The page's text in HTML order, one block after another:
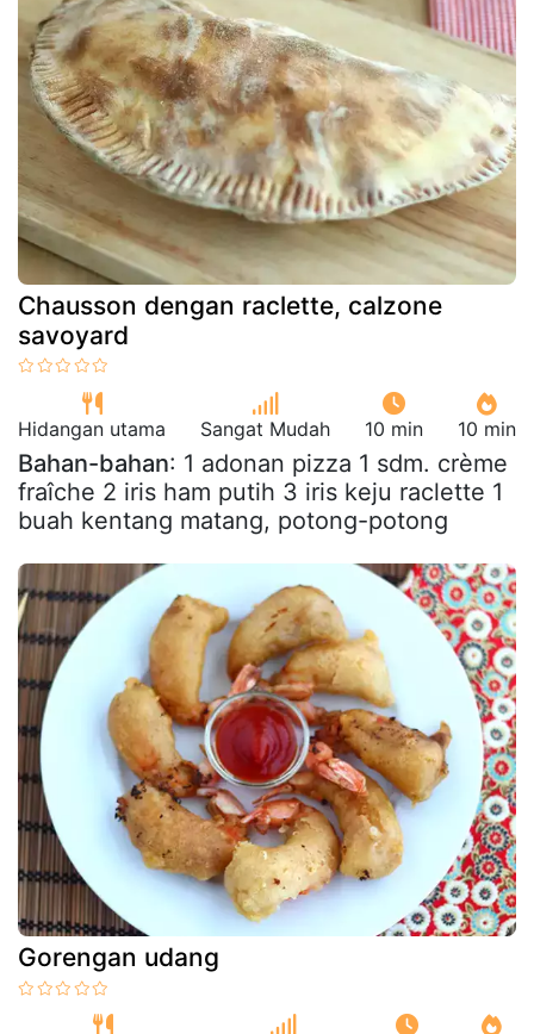
Chausson dengan raclette, calzone
savoyard
Hidangan utama Sangat Mudah 10 min 10 min
Bahan-bahan: 1 adonan pizza 1 sdm. crème
fraîche 2 iris ham putih 3 iris keju raclette 1
buah kentang matang, potong-potong
Gorengan udang